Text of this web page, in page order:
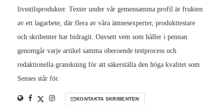
livsstilsprodukter. Texter under vår gemensamma profil är frukten
av ett lagarbete, där flera av våra ämnesexperter, produkttestare
och skribenter har bidragit. Oavsett vem som håller i pennan
genomgår varje artikel samma oberoende testprocess och
redaktionella granskning för att säkerställa den höga kvalitet som
Senses står för.
KONTAKTA SKRIBENTEN